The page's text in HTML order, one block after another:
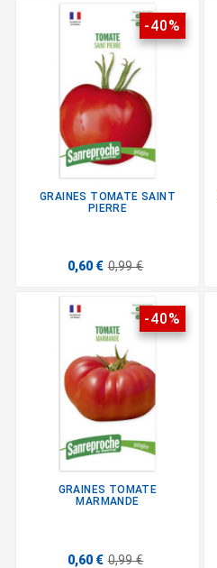
-40%
GRAINES TOMATE SAINT
PIERRE
0,60 € 0,99 €
-40%
GRAINES TOMATE
MARMANDE
0,60 € 0,99 €